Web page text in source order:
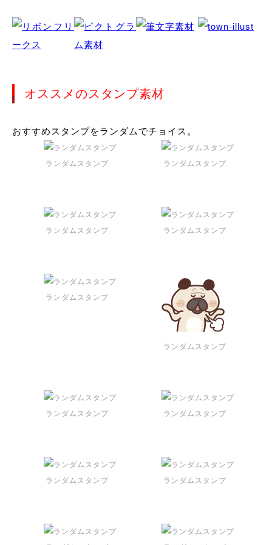
オススメのスタンプ素材
おすすめスタンプをランダムでチョイス。
ランダムスタンプ ランダムスタンプ
ランダムスタンプ ランダムスタンプ
ランダムスタンプ
ランダムスタンプ
ランダムスタンプ ランダムスタンプ
ランダムスタンプ ランダムスタンプ